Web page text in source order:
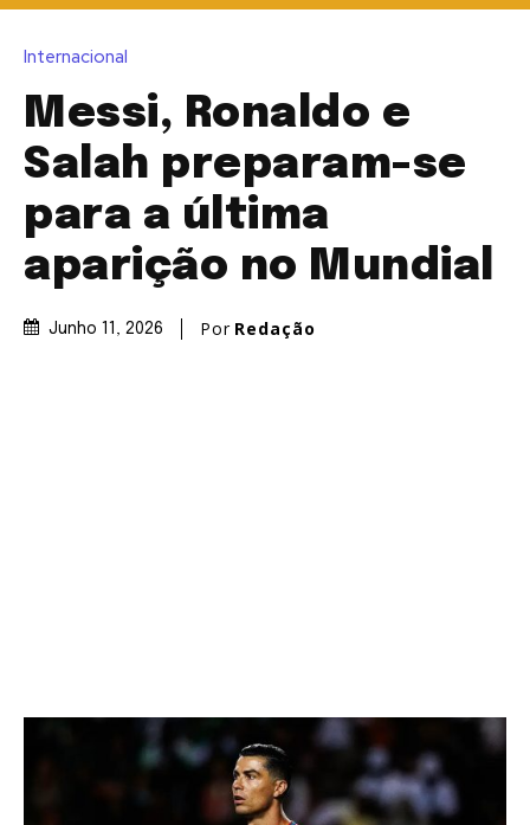
Internacional
Messi, Ronaldo e
Salah preparam-se
para a última
aparição no Mundial
Junho 11, 2026 Por Redação